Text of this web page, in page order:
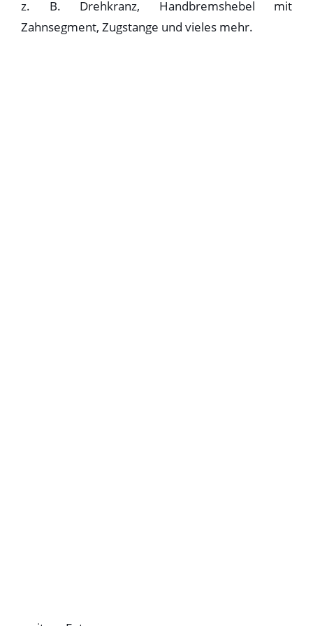
z. B. Drehkranz, Handbremshebel mit
Zahnsegment, Zugstange und vieles mehr.